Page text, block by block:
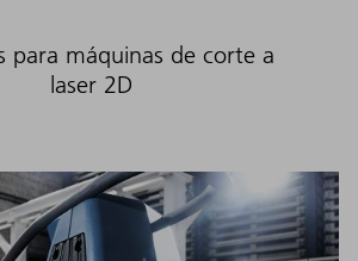
para máquinas de corte a
laser 2D